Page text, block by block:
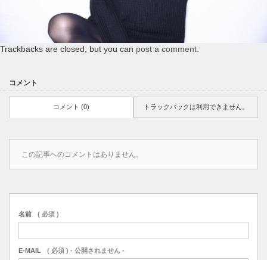
Trackbacks are closed, but you can post a comment
コメント
コメント (0) トラックバックは利用できません。
この記事へのコメントはありません。
名前 ( 必須 )
E-MAIL ( 必須 ) - 公開されません -